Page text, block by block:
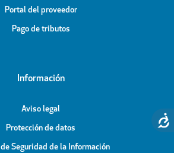
Portal del proveedor
Pago de tributos
Información
Aviso legal
Protección de datos
Seguridad de la Información